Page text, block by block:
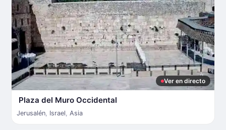
Ver en directo
Plaza del Muro Occidental
Jerusalén, Israel, Asia